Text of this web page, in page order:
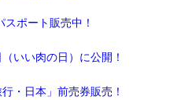
スポート販売中！
いい肉の日）に公開！
・日本」前売券販売！